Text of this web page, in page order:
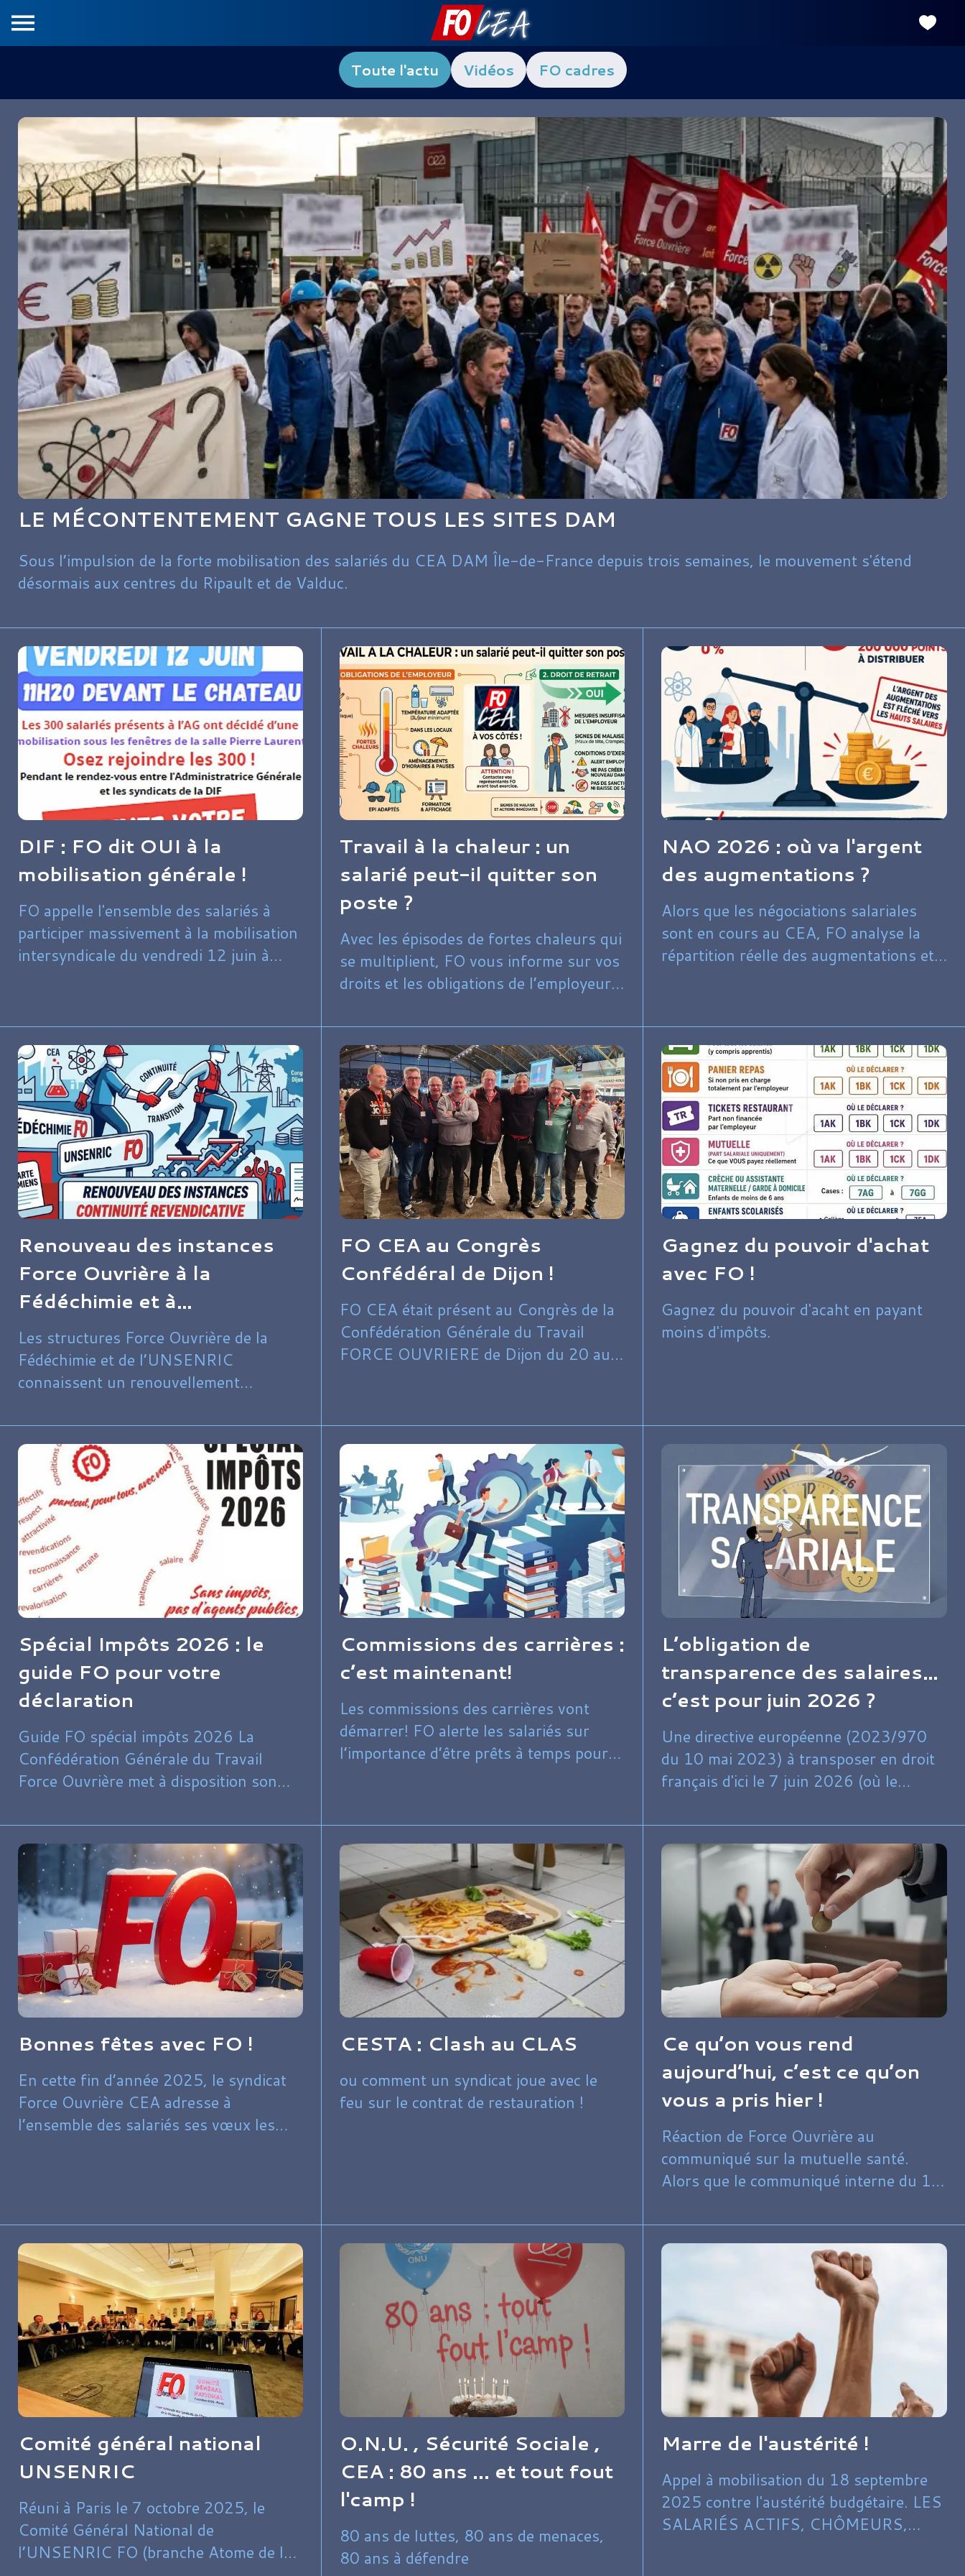
Toute l'actu Vidéos FO cadres
LE MÉCONTENTEMENT GAGNE TOUS LES SITES DAM
Sous l’impulsion de la forte mobilisation des salariés du CEA DAM Île-de-France depuis trois semaines, le mouvement s'étend
désormais aux centres du Ripault et de Valduc.
DIF : FO dit OUI à la
mobilisation générale !
FO appelle l'ensemble des salariés à
participer massivement à la mobilisation
intersyndicale du vendredi 12 juin à
Travail à la chaleur : un
salarié peut-il quitter son
poste ?
Avec les épisodes de fortes chaleurs qui
se multiplient, FO vous informe sur vos
droits et les obligations de l’employeur.
(décrets 2025-337 et 2025-482)
renforcent la protection des salariés
exposés à la chaleur, que ce soit en
intérieur ou en extérieur.
NAO 2026 : où va l'argent
des augmentations ?
Alors que les négociations salariales
sont en cours au CEA, FO analyse la
répartition réelle des augmentations et
salariés.
Renouveau des instances
Force Ouvrière à la
Fédéchimie et à
l’UNSENRIC
Les structures Force Ouvrière de la
Fédéchimie et de l’UNSENRIC
connaissent un renouvellement
par la continuité des orientations
revendicatives et la réaffirmation des
principes d’indépendance syndicale.
FO CEA au Congrès
Confédéral de Dijon !
FO CEA était présent au Congrès de la
Confédération Générale du Travail
FORCE OUVRIERE de Dijon du 20 au
Gagnez du pouvoir d'achat
avec FO !
Gagnez du pouvoir d'acaht en payant
moins d'impôts.
Spécial Impôts 2026 : le
guide FO pour votre
déclaration
Guide FO spécial impôts 2026 La
Confédération Générale du Travail
Force Ouvrière met à disposition son
accompagner les salariés, retraités et
demandeurs d’emploi dans leurs
démarches fiscales.
Commissions des carrières :
c’est maintenant!
Les commissions des carrières vont
démarrer! FO alerte les salariés sur
l’importance d’être prêts à temps pour
L’obligation de
transparence des salaires…
c’est pour juin 2026 ?
Une directive européenne (2023/970
du 10 mai 2023) à transposer en droit
français d'ici le 7 juin 2026 (où le
de 3 mois), vise à renforcer la
transparence des rémunérations pour
lutter contre les inégalités salariales en
entreprise.
Bonnes fêtes avec FO !
En cette fin d’année 2025, le syndicat
Force Ouvrière CEA adresse à
l’ensemble des salariés ses vœux les
CESTA : Clash au CLAS
ou comment un syndicat joue avec le
feu sur le contrat de restauration !​
Ce qu’on vous rend
aujourd’hui, c’est ce qu’on
vous a pris hier !​​
Réaction de Force Ouvrière au
communiqué sur la mutuelle santé.
Alors que le communiqué interne du 10
temporaire de la part salariale de la
mutuelle santé (20,50 € par mois
d'octobre à décembre), Force Ouvrière,
non signataire de cet accord, souhaite
élargir le regard sur l'ensemble des
mesures salariales en cours au CEA : ce
geste, bienvenu dans un contexte de
résultats bénéficiaires du régime, reste
limité face aux défis structurels que
Comité général national
UNSENRIC
Réuni à Paris le 7 octobre 2025, le
Comité Général National de
l’UNSENRIC FO (branche Atome de la
O.N.U. , Sécurité Sociale ,
CEA : 80 ans ... et tout fout
l'camp !
​​​​80 ans de luttes, 80 ans de menaces,
80 ans à défendre​​
Marre de l'austérité !
Appel à mobilisation du 18 septembre
2025 contre l'austérité budgétaire. LES
SALARIÉS ACTIFS, CHÔMEURS,